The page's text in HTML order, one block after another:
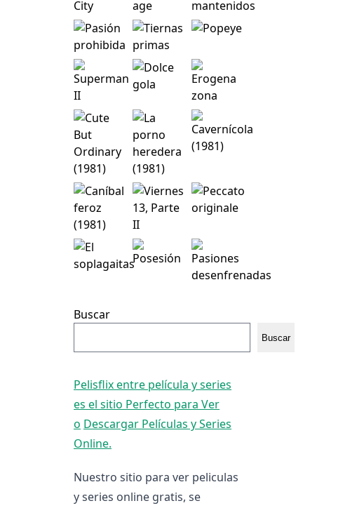
Buscar
Buscar
Pelisflix entre película y series
es el sitio Perfecto para Ver
o Descargar Películas y Series
Online.
Nuestro sitio para ver peliculas
y series online gratis, se